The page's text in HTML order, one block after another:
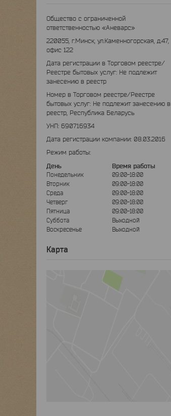
Общество с ограниченной
ответственностью «Аневарс»
220055, г.Минск, ул.Каменногорская, д.47,
офис 122
Дата регистрации в Торговом реестре/
Реестре бытовых услуг: Не подлежит
занесению в реестр
Номер в Торговом реестре/Реестре
бытовых услуг: Не подлежит занесению в
реестр, Республика Беларусь
УНП: 690716934
Дата регистрации компании: 08.03.2016
Режим работы:
День Время работы
Понедельник
09:00-18:00
Вторник
09:00-18:00
Среда
09:00-18:00
Четверг
09:00-18:00
Пятница
09:00-18:00
Суббота
Выходной
Воскресенье
Выходной
Карта